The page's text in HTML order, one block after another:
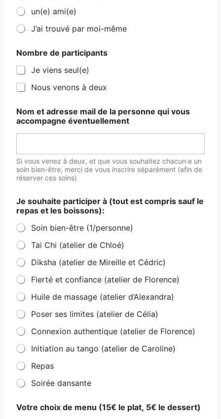
un(e) ami(e)
J’ai trouvé par moi-même
Nombre de participants
Je viens seul(e)
Nous venons à deux
Nom et adresse mail de la personne qui vous
accompagne éventuellement
Si vous venez à deux, et que vous souhaitez chacun·e un
soin bien-être, merci de vous inscrire séparément (afin de
réserver ces soins)
Je souhaite participer à (tout est compris sauf le
repas et les boissons):
Soin bien-être (1/personne)
Tai Chi (atelier de Chloé)
Diksha (atelier de Mireille et Cédric)
Fierté et confiance (atelier de Florence)
Huile de massage (atelier d’Alexandra)
Poser ses limites (atelier de Célia)
Connexion authentique (atelier de Florence)
Initiation au tango (atelier de Caroline)
Repas
Soirée dansante
Votre choix de menu (15€ le plat, 5€ le dessert)